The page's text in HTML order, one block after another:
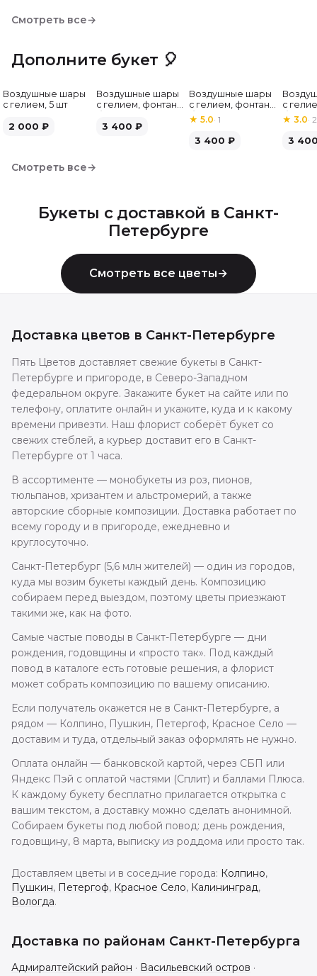
Смотреть все→
Дополните букет 🎈
Воздушные шары
с гелием, 5 шт
2 000 ₽
Воздушные шары
с гелием, фонтан,
шт
3 400 ₽
Воздушные шары
с гелием, фонтан,
бело-розовые, 7
шт
★5.0·1
3 400 ₽
с
бело-
★ 3.0· 2
3
Смотреть все→
Букеты с доставкой в Санкт-
Петербурге
Смотреть все цветы→
Доставка цветов в Санкт-Петербурге
Пять Цветов доставляет свежие букеты в Санкт-
Петербурге и пригороде, в Северо-Западном
федеральном округе. Закажите букет на сайте или по
телефону, оплатите онлайн и укажите, куда и к какому
времени привезти. Наш флорист соберёт букет со
свежих стеблей, а курьер доставит его в Санкт-
Петербурге от 1 часа.
В ассортименте — монобукеты из роз, пионов,
тюльпанов, хризантем и альстромерий, а также
авторские сборные композиции. Доставка работает по
всему городу и в пригороде, ежедневно и
круглосуточно.
Санкт-Петербург (5,6 млн жителей) — один из городов,
куда мы возим букеты каждый день. Композицию
собираем перед выездом, поэтому цветы приезжают
такими же, как на фото.
Самые частые поводы в Санкт-Петербурге — дни
рождения, годовщины и «просто так». Под каждый
повод в каталоге есть готовые решения, а флорист
может собрать композицию по вашему описанию.
Если получатель окажется не в Санкт-Петербурге, а
рядом — Колпино, Пушкин, Петергоф, Красное Село —
доставим и туда, отдельный заказ оформлять не нужно.
Оплата онлайн — банковской картой, через СБП или
Яндекс Пэй с оплатой частями (Сплит) и баллами Плюса.
К каждому букету бесплатно прилагается открытка с
вашим текстом, а доставку можно сделать анонимной.
Собираем букеты под любой повод: день рождения,
годовщину, 8 марта, выписку из роддома или просто так.
Доставляем цветы и в соседние города: Колпино,
Пушкин, Петергоф, Красное Село, Калининград,
Вологда.
Доставка по районам Санкт-Петербурга
Адмиралтейский район · Васильевский остров ·